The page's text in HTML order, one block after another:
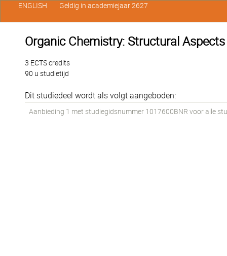
Organic Chemistry: Structural Aspects
3 ECTS credits
90 u studietijd
Dit studiedeel wordt als volgt aangeboden:
Aanbieding 1 met studiegidsnummer 1017600BNR voor alle
ENGLISH Geldig in academiejaar 2627